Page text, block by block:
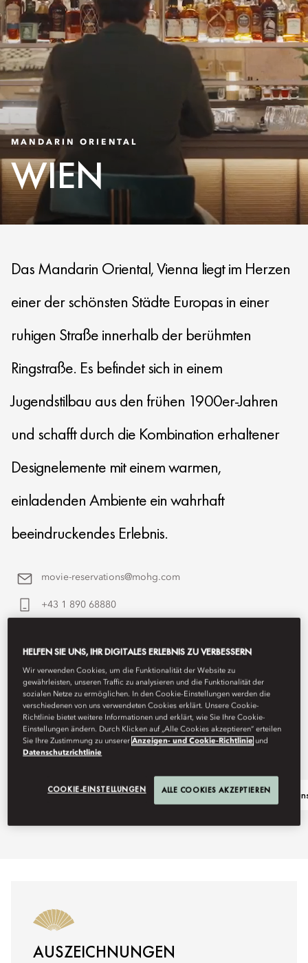
MANDARIN ORIENTAL
WIEN
Das Mandarin Oriental, Vienna liegt im Herzen
einer der schönsten Städte Europas in einer
ruhigen Straße innerhalb der berühmten
Ringstraße. Es befindet sich in einem
Jugendstilbau aus den frühen 1900er-Jahren
und schafft durch die Kombination erhaltener
Designelemente mit einem warmen,
einladenden Ambiente ein wahrhaft
beeindruckendes Erlebnis.
movie-reservations@mohg.com
+43 1 890 68880
Festive Dining Fragen Sie
AUSZEICHNUNGEN
HELFEN SIE UNS, IHR DIGITALES ERLEBNIS ZU VERBESSERN
Wir verwenden Cookies, um die Funktionalität der Website zu
gewährleisten, unseren Traffic zu analysieren und die Funktionalität der
sozialen Netze zu ermöglichen. In den Cookie-Einstellungen werden die
verschiedenen von uns verwendeten Cookies erklärt. Unsere Cookie-
Richtlinie bietet weitere Informationen und erklärt, wie Sie Ihre Cookie-
Einstellungen ändern. Durch Klicken auf „Alle Cookies akzeptieren“ erteilen
Sie Ihre Zustimmung zu unsererAnzeigen- und Cookie-Richtlinie und
Datenschutzrichtlinie
COOKIE-EINSTELLUNGEN ALLE COOKIES AKZEPTIEREN